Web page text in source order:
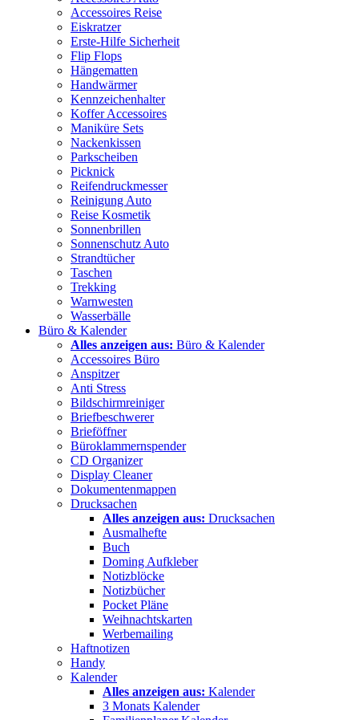
Accessoires Reise
Eiskratzer
Erste-Hilfe Sicherheit
Flip Flops
Hängematten
Handwärmer
Kennzeichenhalter
Koffer Accessoires
Maniküre Sets
Nackenkissen
Parkscheiben
Picknick
Reifendruckmesser
Reinigung Auto
Reise Kosmetik
Sonnenbrillen
Sonnenschutz Auto
Strandtücher
Taschen
Trekking
Warnwesten
Wasserbälle
Büro & Kalender
Alles anzeigen aus: Büro & Kalender
Accessoires Büro
Anspitzer
Anti Stress
Bildschirmreiniger
Briefbeschwerer
Brieföffner
Büroklammernspender
CD Organizer
Display Cleaner
Dokumentenmappen
Drucksachen
Alles anzeigen aus: Drucksachen
Ausmalhefte
Buch
Doming Aufkleber
Notizblöcke
Notizbücher
Pocket Pläne
Weihnachtskarten
Werbemailing
Haftnotizen
Handy
Kalender
Alles anzeigen aus: Kalender
3 Monats Kalender